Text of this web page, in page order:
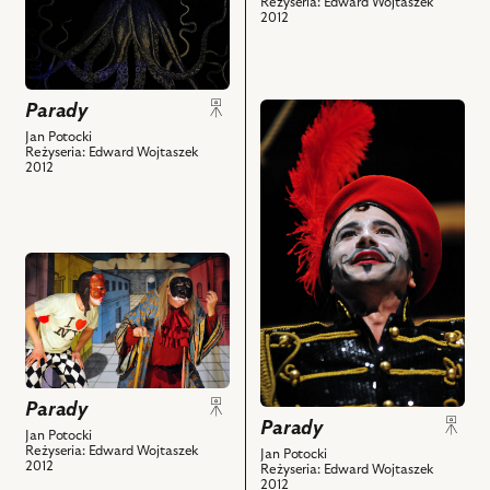
Kryspin,
–
Gil
i
powiązanych
obiektów
powiązanych
z
nim
obiektów
Parady
Jan Potocki
Reżyseria: Edward Wojtaszek
2012
–
–
Zerzabella
i
powiązanych
obiektów
2012
przejdź
do
obiektu
Parady,
zdjęciu:
Piotr
Bajtlik
Leander
i
powiązanych
z
nim
obiektów
Parady
Jan Potocki
Reżyseria: Edward Wojtaszek
2012
przejdź
do
obiektu
Parady,
Na
zdjęciu:
Paweł
Krucz
–
Parady
Jan Potocki
Reżyseria: Edward Wojtaszek
2012